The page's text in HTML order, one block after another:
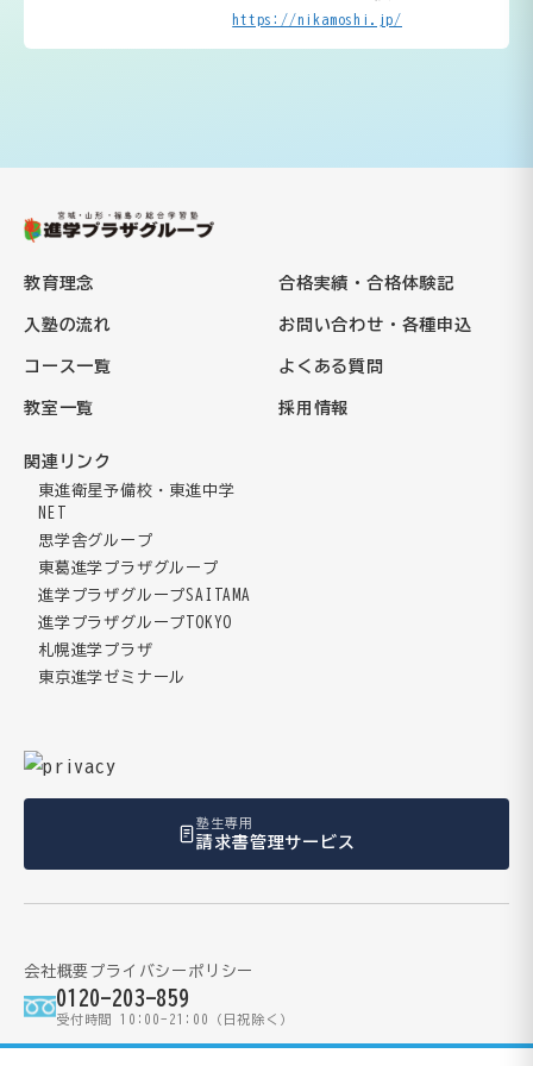
https://nikamoshi.jp/
教育理念
入塾の流れ
コース一覧
教室一覧
合格実績・合格体験記
お問い合わせ・各種申込
よくある質問
採用情報
関連リンク
東進衛星予備校・東進中学
NET
思学舎グループ
東葛進学プラザグループ
進学プラザグループSAITAMA
進学プラザグループTOKYO
札幌進学プラザ
東京進学ゼミナール
塾生専用
請求書管理サービス
会社概要プライバシーポリシー
0120-203-859
受付時間 10:00-21:00（日祝除く）